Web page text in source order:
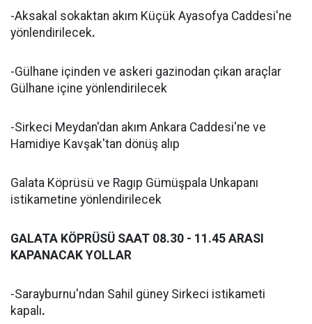
-Aksakal sokaktan akım Küçük Ayasofya Caddesi'ne
yönlendirilecek.
-Gülhane içinden ve askeri gazinodan çıkan araçlar
Gülhane içine yönlendirilecek
-Sirkeci Meydan'dan akım Ankara Caddesi'ne ve
Hamidiye Kavşak'tan dönüş alıp
Galata Köprüsü ve Ragıp Gümüşpala Unkapanı
istikametine yönlendirilecek
GALATA KÖPRÜSÜ SAAT 08.30 - 11.45 ARASI
KAPANACAK YOLLAR
-Sarayburnu'ndan Sahil güney Sirkeci istikameti
kapalı.